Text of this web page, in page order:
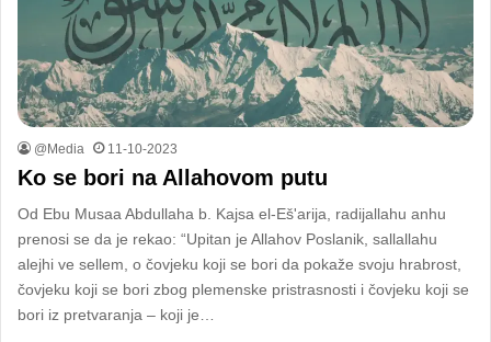
@Media 11-10-2023
Ko se bori na Allahovom putu
Od Ebu Musaa Abdullaha b. Kajsa el-Eš'arija, radijallahu anhu
prenosi se da je rekao: “Upitan je Allahov Poslanik, sallallahu
alejhi ve sellem, o čovjeku koji se bori da pokaže svoju hrabrost,
čovjeku koji se bori zbog plemenske pristrasnosti i čovjeku koji se
bori iz pretvaranja – koji je…